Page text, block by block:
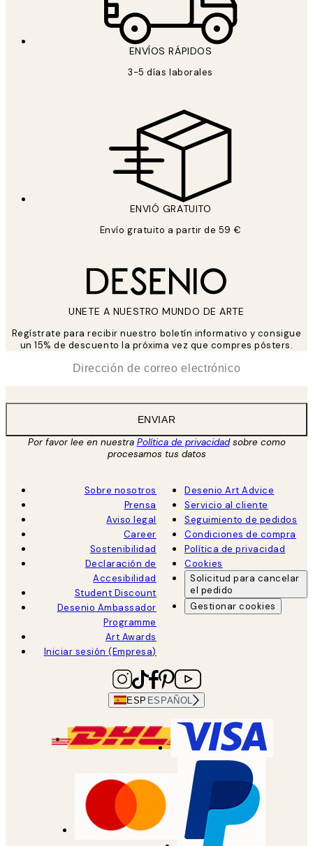
ENVÍOS RÁPIDOS
3-5 días laborales
ENVIÓ GRATUITO
Envío gratuito a partir de 59 €
UNETE A NUESTRO MUNDO DE ARTE
Regístrate para recibir nuestro boletín informativo y consigue
un 15% de descuento la próxima vez que compres pósters.
ENVIAR
Por favor lee en nuestra Política de privacidadsobre como
procesamos tus datos
Sobre nosotros
Prensa
Aviso legal
Career
Sostenibilidad
Declaración de
Accesibilidad
Student Discount
Desenio Ambassador
Programme
Art Awards
Iniciar sesión (Empresa)
Desenio Art Advice
Servicio al cliente
Seguimiento de pedidos
Condiciones de compra
Política de privacidad
Cookies
Solicitud para cancelar
el pedido
Gestionar cookies
ESP ESPAÑOL